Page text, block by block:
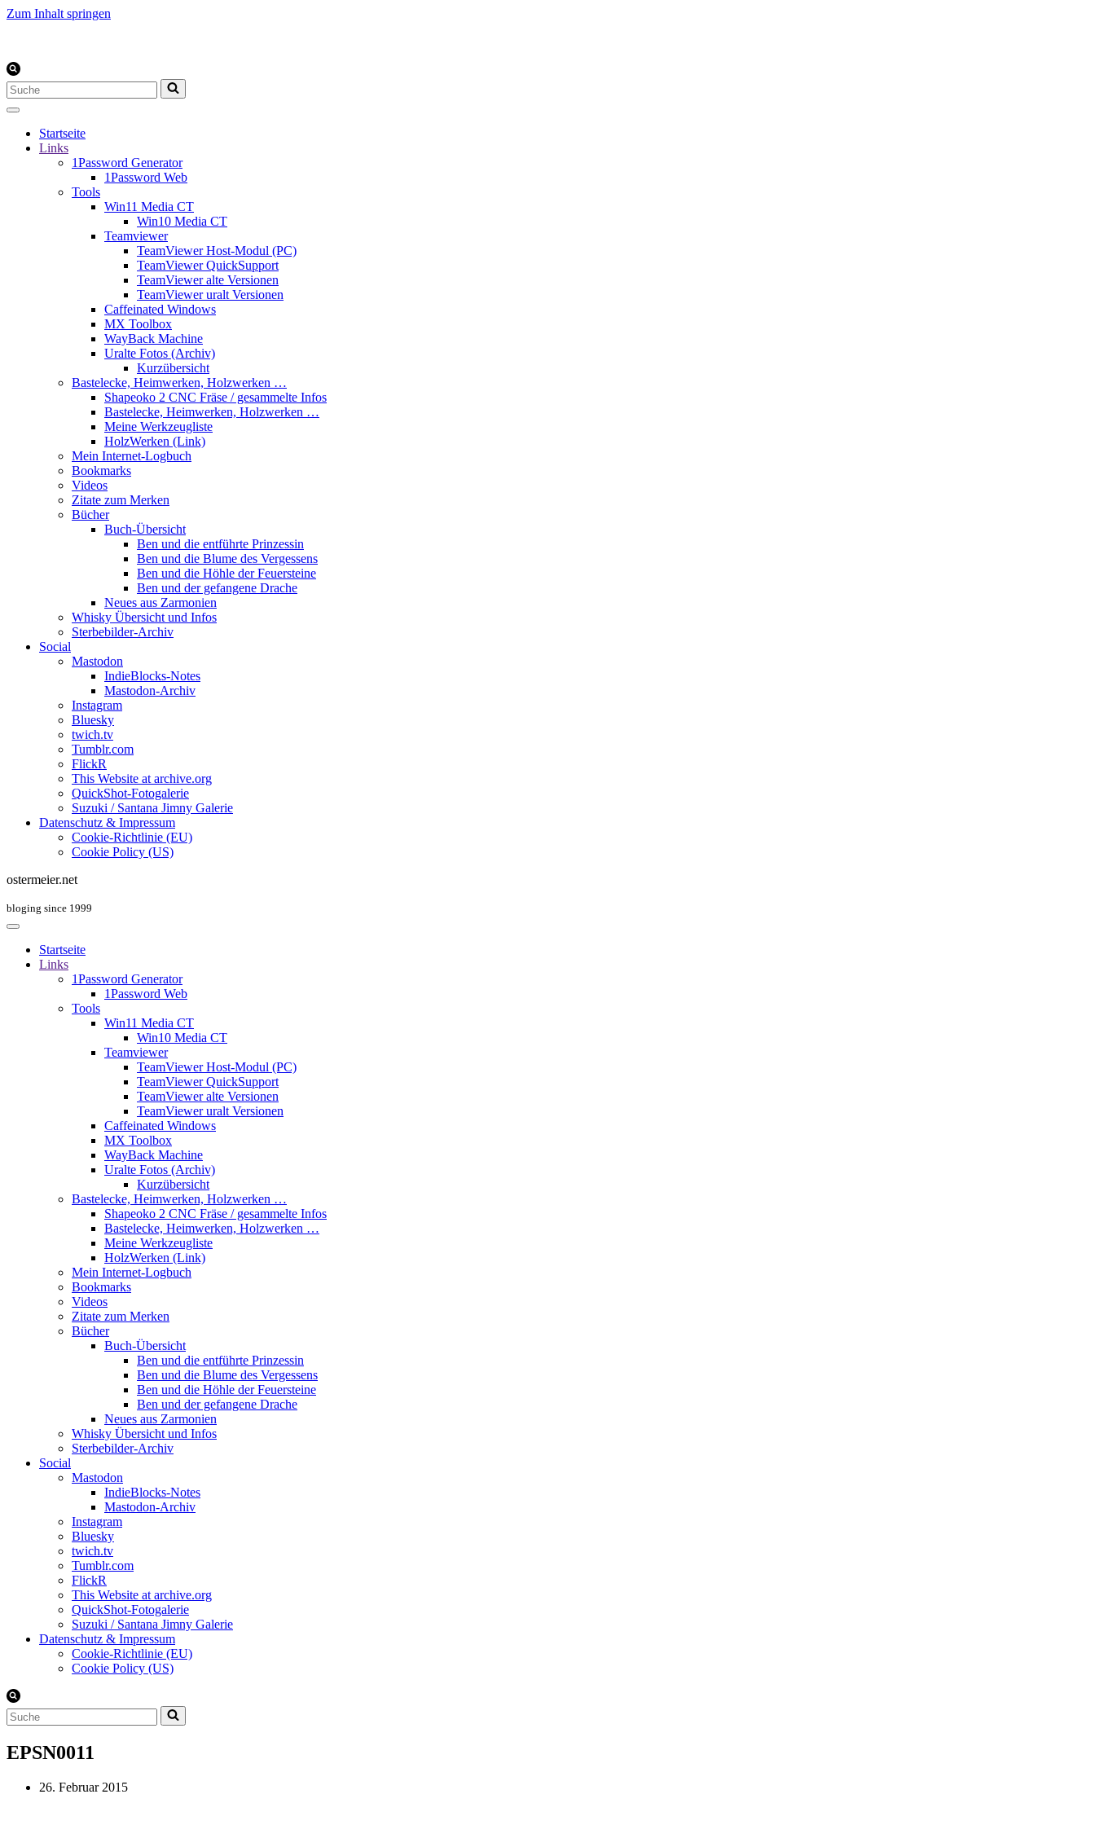
Zum Inhalt springen
Suchen
nach …
Startseite
Links
1Password Generator
1Password Web
Tools
Win11 Media CT
Win10 Media CT
Teamviewer
TeamViewer Host-Modul (PC)
TeamViewer QuickSupport
TeamViewer alte Versionen
TeamViewer uralt Versionen
Caffeinated Windows
MX Toolbox
WayBack Machine
Uralte Fotos (Archiv)
Kurzübersicht
Bastelecke, Heimwerken, Holzwerken …
Shapeoko 2 CNC Fräse / gesammelte Infos
Bastelecke, Heimwerken, Holzwerken …
Meine Werkzeugliste
HolzWerken (Link)
Mein Internet-Logbuch
Bookmarks
Videos
Zitate zum Merken
Bücher
Buch-Übersicht
Ben und die entführte Prinzessin
Ben und die Blume des Vergessens
Ben und die Höhle der Feuersteine
Ben und der gefangene Drache
Neues aus Zarmonien
Whisky Übersicht und Infos
Sterbebilder-Archiv
Social
Mastodon
IndieBlocks-Notes
Mastodon-Archiv
Instagram
Bluesky
twich.tv
Tumblr.com
FlickR
This Website at archive.org
QuickShot-Fotogalerie
Suzuki / Santana Jimny Galerie
Datenschutz & Impressum
Cookie-Richtlinie (EU)
Cookie Policy (US)
ostermeier.net
bloging since 1999
Startseite
Links
1Password Generator
1Password Web
Tools
Win11 Media CT
Win10 Media CT
Teamviewer
TeamViewer Host-Modul (PC)
TeamViewer QuickSupport
TeamViewer alte Versionen
TeamViewer uralt Versionen
Caffeinated Windows
MX Toolbox
WayBack Machine
Uralte Fotos (Archiv)
Kurzübersicht
Bastelecke, Heimwerken, Holzwerken …
Shapeoko 2 CNC Fräse / gesammelte Infos
Bastelecke, Heimwerken, Holzwerken …
Meine Werkzeugliste
HolzWerken (Link)
Mein Internet-Logbuch
Bookmarks
Videos
Zitate zum Merken
Bücher
Buch-Übersicht
Ben und die entführte Prinzessin
Ben und die Blume des Vergessens
Ben und die Höhle der Feuersteine
Ben und der gefangene Drache
Neues aus Zarmonien
Whisky Übersicht und Infos
Sterbebilder-Archiv
Social
Mastodon
IndieBlocks-Notes
Mastodon-Archiv
Instagram
Bluesky
twich.tv
Tumblr.com
FlickR
This Website at archive.org
QuickShot-Fotogalerie
Suzuki / Santana Jimny Galerie
Datenschutz & Impressum
Cookie-Richtlinie (EU)
Cookie Policy (US)
Suchen
nach …
EPSN0011
26. Februar 2015